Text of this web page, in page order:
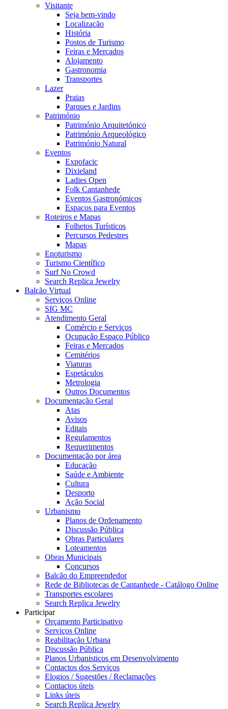
Visitante
Seja bem-vindo
Localização
História
Postos de Turismo
Feiras e Mercados
Alojamento
Gastronomia
Transportes
Lazer
Praias
Parques e Jardins
Património
Património Arquitetónico
Património Arqueológico
Património Natural
Eventos
Expofacic
Dixieland
Ladies Open
Folk Cantanhede
Eventos Gastronómicos
Espaços para Eventos
Roteiros e Mapas
Folhetos Turísticos
Percursos Pedestres
Mapas
Enoturismo
Turismo Científico
Surf No Crowd
Search Replica Jewelry
Balcão Virtual
Serviços Online
SIG MC
Atendimento Geral
Comércio e Serviços
Ocupação Espaço Público
Feiras e Mercados
Cemitérios
Viaturas
Espetáculos
Metrologia
Outros Documentos
Documentação Geral
Atas
Avisos
Editais
Regulamentos
Requerimentos
Documentação por área
Educação
Saúde e Ambiente
Cultura
Desporto
Ação Social
Urbanismo
Planos de Ordenamento
Discussão Pública
Obras Particulares
Loteamentos
Obras Municipais
Concursos
Balcão do Empreendedor
Rede de Bibliotecas de Cantanhede - Catálogo Online
Transportes escolares
Search Replica Jewelry
Participar
Orçamento Participativo
Serviços Online
Reabilitação Urbana
Discussão Pública
Planos Urbanisticos em Desenvolvimento
Contactos dos Serviços
Elogios / Sugestões / Reclamações
Contactos úteis
Links úteis
Search Replica Jewelry